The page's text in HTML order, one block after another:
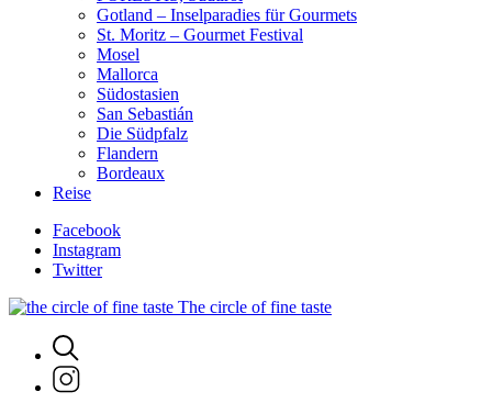
Gotland – Inselparadies für Gourmets
St. Moritz – Gourmet Festival
Mosel
Mallorca
Südostasien
San Sebastián
Die Südpfalz
Flandern
Bordeaux
Reise
Facebook
Instagram
Twitter
The circle of fine taste